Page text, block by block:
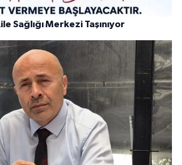
Sağlığı Merkezi Taşınıyor